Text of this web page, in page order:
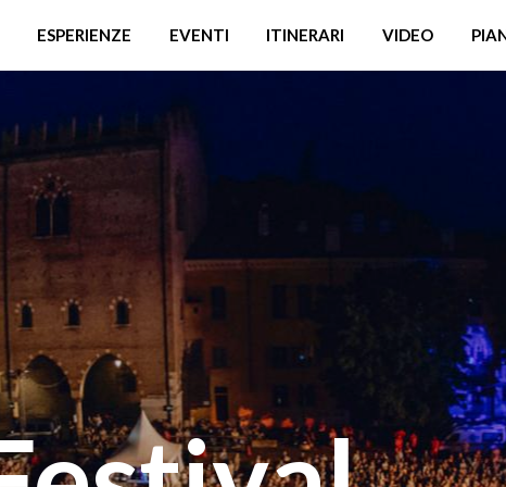
ESPERIENZE EVENTI ITINERARI VIDEO